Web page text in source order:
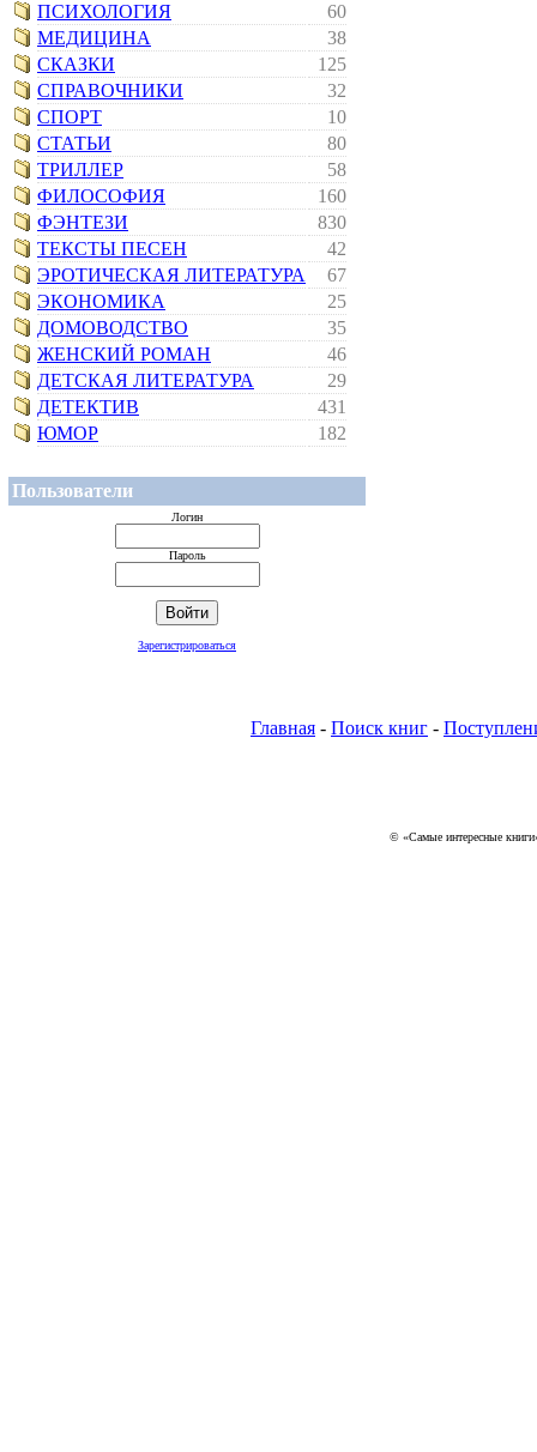
ПСИХОЛОГИЯ
60
МЕДИЦИНА
38
СКАЗКИ
125
СПРАВОЧНИКИ
32
СПОРТ
10
СТАТЬИ
80
ТРИЛЛЕР
58
ФИЛОСОФИЯ
160
ФЭНТЕЗИ
830
ТЕКСТЫ ПЕСЕН
42
ЭРОТИЧЕСКАЯ ЛИТЕРАТУРА
67
ЭКОНОМИКА
25
ДОМОВОДСТВО
35
ЖЕНСКИЙ РОМАН
46
ДЕТСКАЯ ЛИТЕРАТУРА
29
ДЕТЕКТИВ
431
ЮМОР
182
Пользователи
Логин
Пароль
Зарегистрироваться
Главная - Поиск книг -
© «Самые интересные